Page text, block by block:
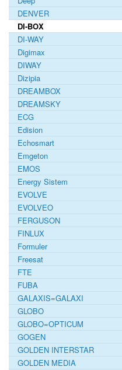
DENVER
DI-BOX
DI-WAY
Digimax
DIWAY
Dizipia
DREAMBOX
DREAMSKY
ECG
Edision
Echosmart
Emgeton
EMOS
Energy Sistem
EVOLVE
EVOLVEO
FERGUSON
FINLUX
Formuler
Freesat
FTE
FUBA
GALAXIS=GALAXI
GLOBO
GLOBO=OPTICUM
GOGEN
GOLDEN INTERSTAR
GOLDEN MEDIA